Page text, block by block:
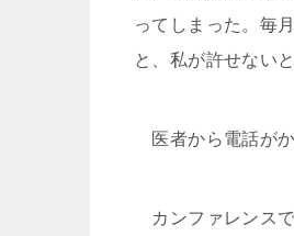
ってしまった。毎
と、私が許せない
医者から電話がか
カンファレンスで